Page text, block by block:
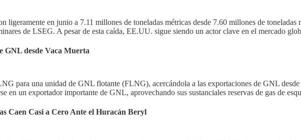
ligeramente en junio a 7.11 millones de toneladas métricas desde 7.60 millones de
de LSEG. A pesar de esta caída, EE.UU. sigue siendo un actor clave en el mercado
GNL desde Vaca Muerta
para una unidad de GNL flotante (FLNG), acercándola a las exportaciones de GNL
en un exportador importante de GNL, aprovechando sus sustanciales reservas de gas de
Caen Casi a Cero Ante el Huracán Beryl